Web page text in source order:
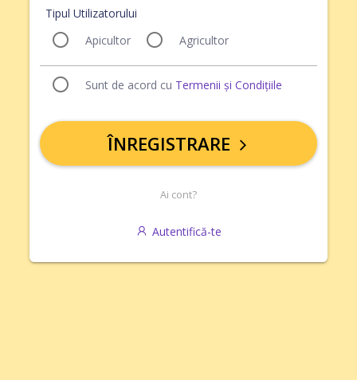
Tipul Utilizatorului
Apicultor
Agricultor
Sunt de acord cu Termenii și Condițiile
ÎNREGISTRARE
Ai cont?
Autentifică-te